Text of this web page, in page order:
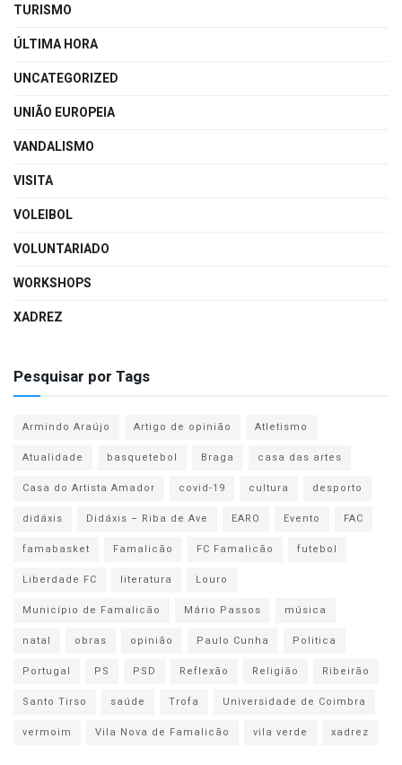
TURISMO
ÚLTIMA HORA
UNCATEGORIZED
UNIÃO EUROPEIA
VANDALISMO
VISITA
VOLEIBOL
VOLUNTARIADO
WORKSHOPS
XADREZ
Pesquisar por Tags
Armindo Araújo Artigo de opinião
Atletismo
Atualidade
basquetebol Braga
casa das artes
Casa do Artista Amador
covid-19 cultura
desporto
didáxis
Didáxis – Riba de Ave EARO Evento
FAC
famabasket
Famalicão FC Famalicão
futebol
Liberdade FC
literatura
Louro
Município de Famalicão
Mário Passos
música
natal
obras opinião Paulo Cunha
Politica
Portugal
PS PSD Reflexão Religião
Ribeirão
Santo Tirso
saúde Trofa
Universidade de Coimbra
vermoim
Vila Nova de Famalicão vila verde xadrez